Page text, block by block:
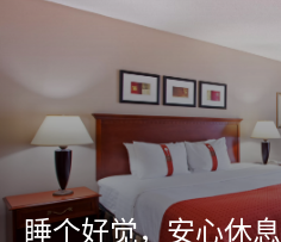
睡个好觉，安心休息